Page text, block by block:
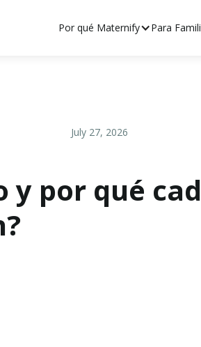
Por qué Maternify Para
July 27, 2026
y por qué